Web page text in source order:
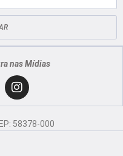
nas Mídias
I
n
s
58378-000